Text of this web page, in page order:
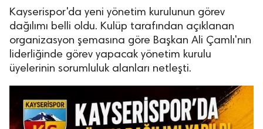
Kayserispor'da yeni yönetim kurulunun görev
dağılımı belli oldu. Kulüp tarafından açıklanan
organizasyon şemasına göre Başkan Ali Çamlı'nın
liderliğinde görev yapacak yönetim kurulu
üyelerinin sorumluluk alanları netleşti.